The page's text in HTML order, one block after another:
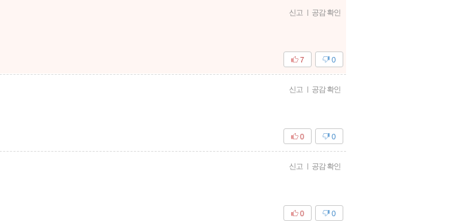
신고 | 공감 확인
0
7
신고 | 공감 확인
0
0
신고 | 공감 확인
0
0